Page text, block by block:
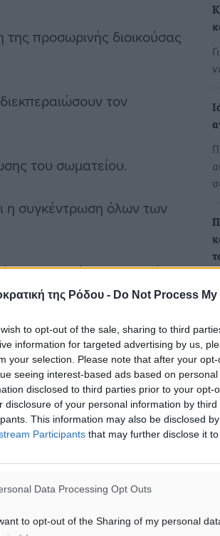
της Ρόδου - Do Not Process
to opt-out of the sale, sharing to third
information for targeted advertising by us,
your selection. Please note that after your
seeing interest-based ads based on
disclosed to third parties prior to your opt-
disclosure of your personal information by third
This information may also be disclosed
Participants that may further disclose it
Data Processing Opt Outs
to opt-out of the Sharing of my personal
της προσωρινής διοικούσας
τον
του σωματείου.
η συγκέντρωση όλων των
στο μητρώο της Γενικής
ηγείται ο Γιώργος
που θα διευθετήσει